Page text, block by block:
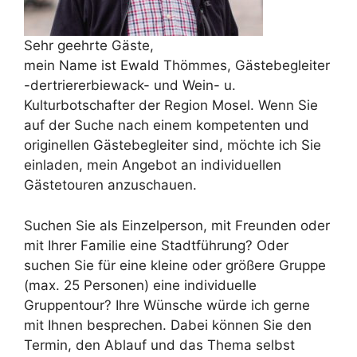
Sehr geehrte Gäste,
mein Name ist Ewald Thömmes, Gästebegleiter
-dertriererbiewack- und Wein- u.
Kulturbotschafter der Region Mosel. Wenn Sie
auf der Suche nach einem kompetenten und
originellen Gästebegleiter sind, möchte ich Sie
einladen, mein Angebot an individuellen
Gästetouren anzuschauen.
Suchen Sie als Einzelperson, mit Freunden oder
mit Ihrer Familie eine Stadtführung? Oder
suchen Sie für eine kleine oder größere Gruppe
(max. 25 Personen) eine individuelle
Gruppentour? Ihre Wünsche würde ich gerne
mit Ihnen besprechen. Dabei können Sie den
Termin, den Ablauf und das Thema selbst